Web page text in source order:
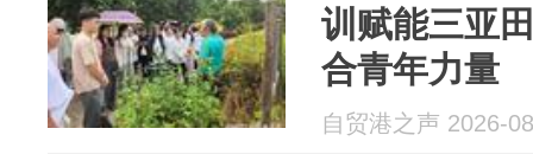
训赋能三亚
合青年力量
自贸港之声 2026-